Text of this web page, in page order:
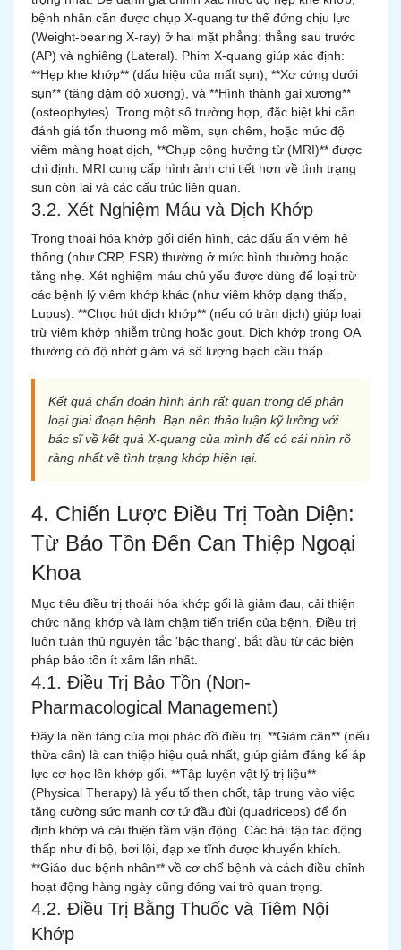
bệnh nhân cần được chụp X-quang tư thế đứng chịu lực
(Weight-bearing X-ray) ở hai mặt phẳng: thẳng sau trước
(AP) và nghiêng (Lateral). Phim X-quang giúp xác định:
**Hẹp khe khớp** (dấu hiệu của mất sụn), **Xơ cứng dưới
sụn** (tăng đậm độ xương), và **Hình thành gai xương**
(osteophytes). Trong một số trường hợp, đặc biệt khi cần
đánh giá tổn thương mô mềm, sụn chêm, hoặc mức độ
viêm màng hoạt dịch, **Chụp cộng hưởng từ (MRI)** được
chỉ định. MRI cung cấp hình ảnh chi tiết hơn về tình trạng
sụn còn lại và các cấu trúc liên quan.
3.2. Xét Nghiệm Máu và Dịch Khớp
Trong thoái hóa khớp gối điển hình, các dấu ấn viêm hệ
thống (như CRP, ESR) thường ở mức bình thường hoặc
tăng nhẹ. Xét nghiệm máu chủ yếu được dùng để loại trừ
các bệnh lý viêm khớp khác (như viêm khớp dạng thấp,
Lupus). **Chọc hút dịch khớp** (nếu có tràn dịch) giúp loại
trừ viêm khớp nhiễm trùng hoặc gout. Dịch khớp trong OA
thường có độ nhớt giảm và số lượng bạch cầu thấp.
Kết quả chẩn đoán hình ảnh rất quan trọng để phân
loại giai đoạn bệnh. Bạn nên thảo luận kỹ lưỡng với
bác sĩ về kết quả X-quang của mình để có cái nhìn rõ
ràng nhất về tình trạng khớp hiện tại.
4. Chiến Lược Điều Trị Toàn Diện:
Từ Bảo Tồn Đến Can Thiệp Ngoại
Khoa
Mục tiêu điều trị thoái hóa khớp gối là giảm đau, cải thiện
chức năng khớp và làm chậm tiến triển của bệnh. Điều trị
luôn tuân thủ nguyên tắc 'bậc thang', bắt đầu từ các biện
pháp bảo tồn ít xâm lấn nhất.
4.1. Điều Trị Bảo Tồn (Non-
Pharmacological Management)
Đây là nền tảng của mọi phác đồ điều trị. **Giảm cân** (nếu
thừa cân) là can thiệp hiệu quả nhất, giúp giảm đáng kể áp
lực cơ học lên khớp gối. **Tập luyện vật lý trị liệu**
(Physical Therapy) là yếu tố then chốt, tập trung vào việc
tăng cường sức mạnh cơ tứ đầu đùi (quadriceps) để ổn
định khớp và cải thiện tầm vận động. Các bài tập tác động
thấp như đi bộ, bơi lội, đạp xe tĩnh được khuyến khích.
**Giáo dục bệnh nhân** về cơ chế bệnh và cách điều chỉnh
hoạt động hàng ngày cũng đóng vai trò quan trọng.
4.2. Điều Trị Bằng Thuốc và Tiêm Nội
Khớp